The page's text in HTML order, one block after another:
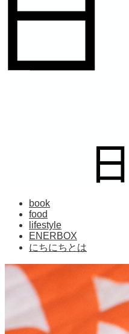
book
food
lifestyle
ENERBOX
にちにちとは